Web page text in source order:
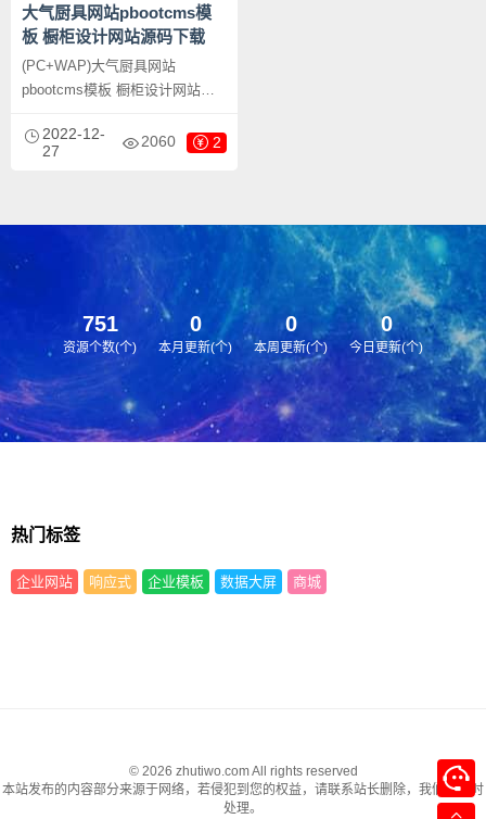
大气厨具网站pbootcms模
板 橱柜设计网站源码下载
(PC+WAP)大气厨具网站
pbootcms模板 橱柜设计网站源
开发的网站模板，适用于厨具网
站、橱柜网站等企业，也可以用
备，使用同一个后台管理，数据
可以实时同步。它附带了测试数
据，使用起来非常方便。
2022-12-
27
2060 2
751
资源个数(个)
0
本月更新(个)
0
本周更新(个)
0
今日更新(个)
热门标签
企业网站 响应式 企业模板 数据大屏 商城
© 2026 zhutiwo.com All rights reserved
本站发布的内容部分来源于网络，若侵犯到您的权益，请联系站长删除，我们将及时
处理。